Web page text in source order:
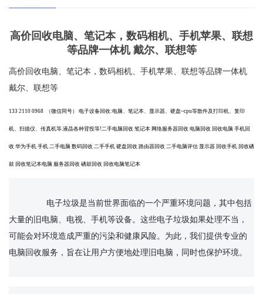
高价回收电脑、笔记本，数码相机、手机苹果、联想
等品牌一体机 戴尔、联想等
高价回收电脑、笔记本，数码相机、手机苹果、联想等品牌一体机
戴尔、联想等
133 2110 0968 （微信同号） 电子设备回收:电脑、笔记本、显示器、硬盘~cpu等散件及打印机、复印
机、扫描仪、传真机等.液晶各种背投等!二手电脑回收 笔记本 网络服务器回收 电脑回收 回收电脑 手机回
收 华为手机 手机 二手电脑 数码回收 二手手机 硬盘回收 路由器回收 二手电脑评估 显示器 回收手机 回收硒
鼓 回收笔记本电脑 服务器回收 硒鼓回收 回收电脑笔记本
大量的旧电脑、电视、手机等设备。这些电子垃圾如果处理不当，
可能会对环境造成严重的污染和健康风险。为此，我们提供专业的
电脑回收服务，旨在让用户方便地处理旧电脑，同时也保护环境。